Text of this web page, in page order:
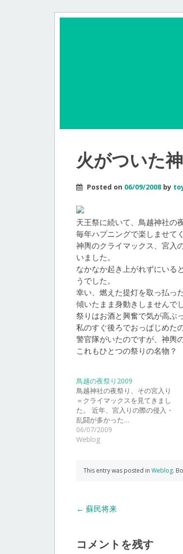
火がついた
Posted on 06/09/2008 by
天王祭に続いて、鳥越神社の
毎年ハプニングで楽しませて
神輿のクライマックス、宮入
いました。
なかなか起き上がれずにいる
うでした。
幸い、燃えた提灯を取っ払っ
傾いたまま身動きしませんでし
祭りはお酒と興奮で気が高ぶ
私のすぐ後ろでおっぱじめた
警官隊がいたのですが、神輿
これもひとつの祭りの名物？
鳥越の夜祭り2009
鳥越神社の夜祭り、その宮入り
＝クライマックスを見てきまし
た。 近年、宮入りの際の侵入・
乱闘が多かった…
06/07/2009
Weblog
This entry was posted in Weblog.
Post
← 蘇民将来
コメントを残す